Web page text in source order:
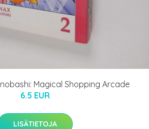
Magical Shopping Arcade
6.5 EUR
LISÄTIETOJA